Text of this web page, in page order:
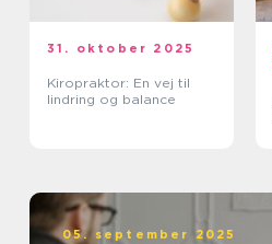
31. oktober 2025
Kiropraktor: En vej til
lindring og balance
05. september 2025